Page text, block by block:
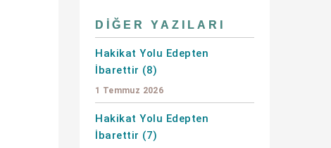
DIĞER YAZILARI
Hakikat Yolu Edepten
İbarettir (8)
1 Temmuz 2026
Hakikat Yolu Edepten
İbarettir (7)